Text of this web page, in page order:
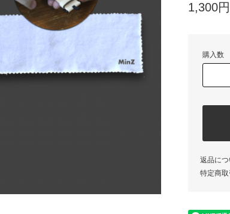
1,300
購入数
返品につ
特定商